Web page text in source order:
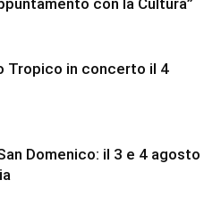
con la Cultura”
Tropico in concerto il 4
Domenico: il 3 e 4 agosto